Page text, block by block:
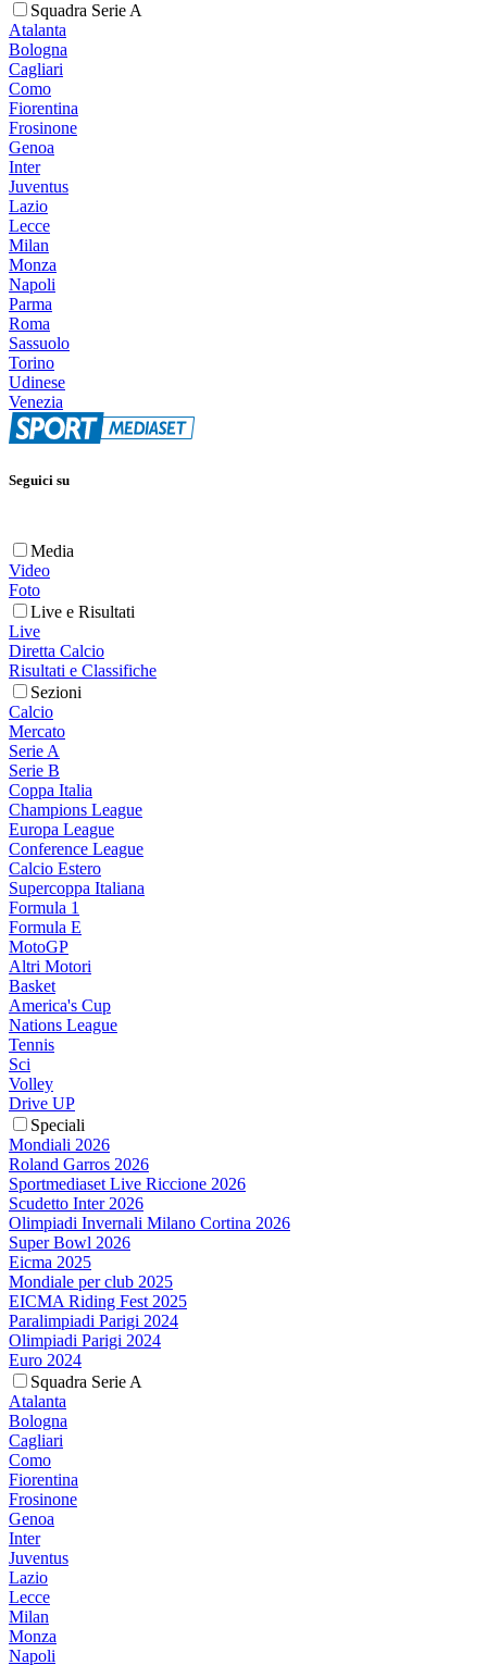
Squadra Serie A
Atalanta
Bologna
Cagliari
Como
Fiorentina
Frosinone
Genoa
Inter
Juventus
Lazio
Lecce
Milan
Monza
Napoli
Parma
Roma
Sassuolo
Torino
Udinese
Venezia
Seguici su
Media
Video
Foto
Live e Risultati
Live
Diretta Calcio
Risultati e Classifiche
Sezioni
Calcio
Mercato
Serie A
Serie B
Coppa Italia
Champions League
Europa League
Conference League
Calcio Estero
Supercoppa Italiana
Formula 1
Formula E
MotoGP
Altri Motori
Basket
America's Cup
Nations League
Tennis
Sci
Volley
Drive UP
Speciali
Mondiali 2026
Roland Garros 2026
Sportmediaset Live Riccione 2026
Scudetto Inter 2026
Olimpiadi Invernali Milano Cortina 2026
Super Bowl 2026
Eicma 2025
Mondiale per club 2025
EICMA Riding Fest 2025
Paralimpiadi Parigi 2024
Olimpiadi Parigi 2024
Euro 2024
Squadra Serie A
Atalanta
Bologna
Cagliari
Como
Fiorentina
Frosinone
Genoa
Inter
Juventus
Lazio
Lecce
Milan
Monza
Napoli